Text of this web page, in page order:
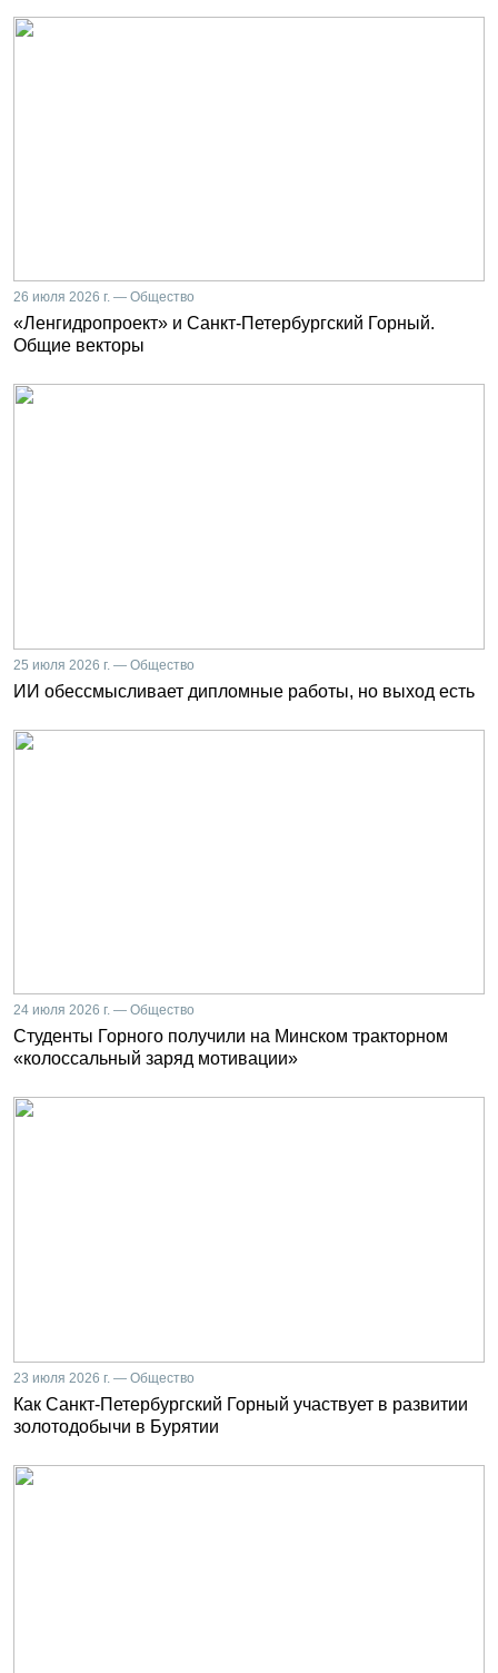
26 июля 2026 г. — Общество
«Ленгидропроект» и Санкт-Петербургский Горный.
Общие векторы
25 июля 2026 г. — Общество
ИИ обессмысливает дипломные работы, но выход есть
24 июля 2026 г. — Общество
Студенты Горного получили на Минском тракторном
«колоссальный заряд мотивации»
23 июля 2026 г. — Общество
Как Санкт-Петербургский Горный участвует в развитии
золотодобычи в Бурятии